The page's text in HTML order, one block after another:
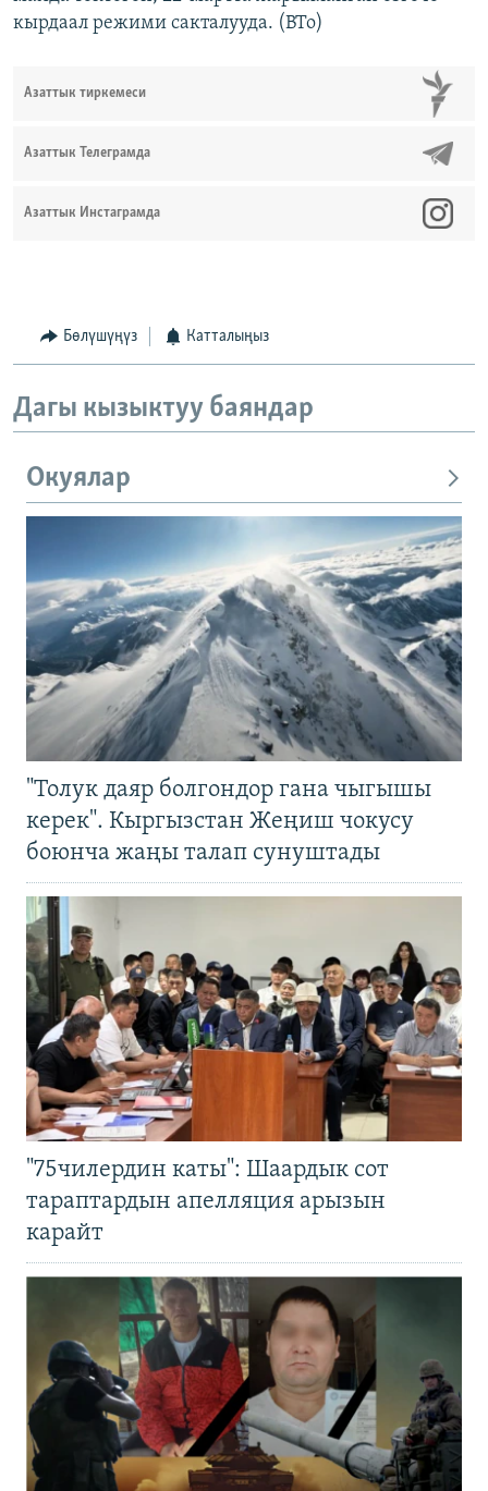
кырдаал режими сакталууда. (BTo)
Азаттык тиркемеси
Азаттык Телеграмда
Азаттык Инстаграмда
Бөлүшүңүз Катталыңыз
Дагы кызыктуу баяндар
Окуялар
"Толук даяр болгондор гана чыгышы
керек". Кыргызстан Жеңиш чокусу
боюнча жаңы талап сунуштады
"75чилердин каты": Шаардык сот
тараптардын апелляция арызын
карайт